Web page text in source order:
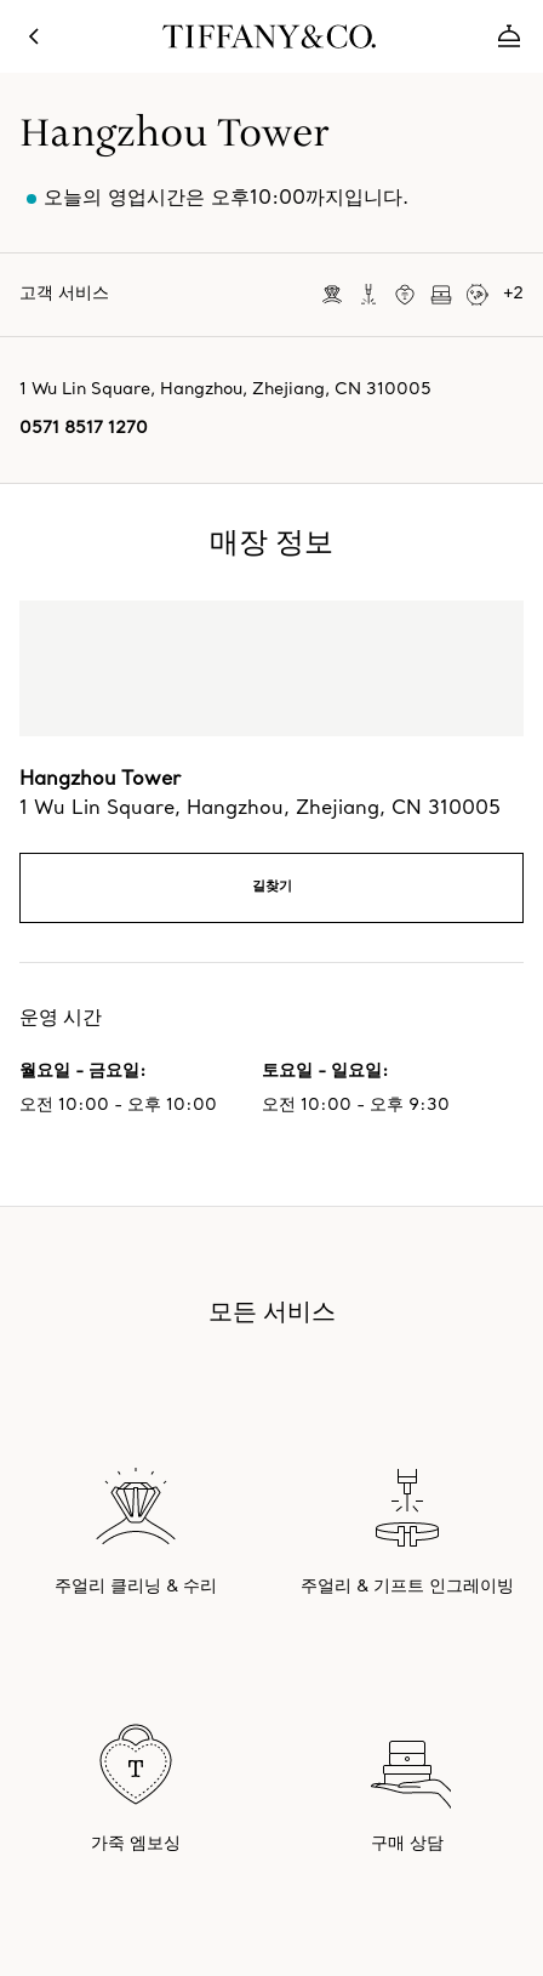
Hangzhou Tower
오늘의 영업시간은 오후10:00까지입니다.
고객 서비스 +2
1 Wu Lin Square, Hangzhou, Zhejiang, CN 310005
0571 8517 1270
매장 정보
Hangzhou Tower
1 Wu Lin Square, Hangzhou, Zhejiang, CN 310005
길찾기
운영 시간
월요일 - 금요일:
오전 10:00 - 오후 10:00
토요일 - 일요일:
오전 10:00 - 오후 9:30
모든 서비스
주얼리 클리닝 & 수리 주얼리 & 기프트 인그레이빙
가죽 엠보싱 구매 상담